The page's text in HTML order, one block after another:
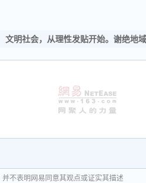
文明社会，从理性发贴开始。谢绝地
不表明网易同意其观点或证实其描述